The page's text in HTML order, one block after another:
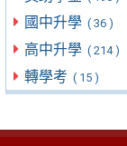
國中升學 ( 36 )
高中升學 ( 214 )
轉學考 ( 15 )